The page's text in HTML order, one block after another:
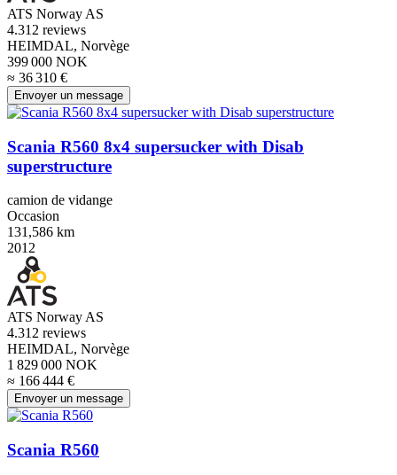
ATS Norway AS
4.312 reviews
HEIMDAL, Norvège
399 000 NOK
≈ 36 310 €
Envoyer un message
Scania R560 8x4 supersucker with Disab
superstructure
camion de vidange
Occasion
131,586 km
2012
ATS Norway AS
4.312 reviews
HEIMDAL, Norvège
1 829 000 NOK
≈ 166 444 €
Envoyer un message
Scania R560